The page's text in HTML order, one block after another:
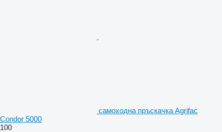
самоходна пръскачка Agrifac
Condor 5000
100